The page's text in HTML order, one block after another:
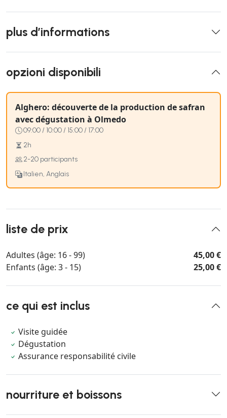
plus d’informations
opzioni disponibili
Alghero: découverte de la production de safran
avec dégustation à Olmedo
09:00 / 10:00 / 15:00 / 17:00
2h
2-20 participants
Italien, Anglais
liste de prix
Adultes (âge: 16 - 99)
45,00 €
Enfants (âge: 3 - 15)
25,00 €
ce qui est inclus
Visite guidée
Dégustation
Assurance responsabilité civile
nourriture et boissons